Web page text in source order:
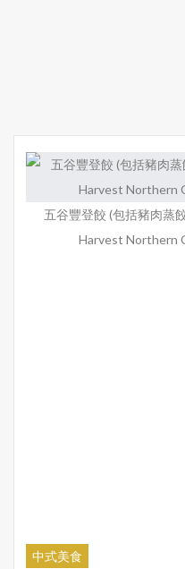
五谷​​豐登餃 (包括豬肉蒸
Harvest Northern
中式美食